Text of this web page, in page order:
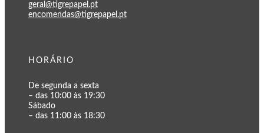
geral@tigrepapel.pt
encomendas@tigrepapel.pt
HORÁRIO
De segunda a sexta
– das 10:00 às 19:30
Sábado
– das 11:00 às 18:30